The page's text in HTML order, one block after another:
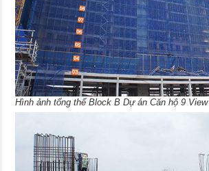
Hình ảnh tổng thể Block B Dự án Căn hộ 9 View